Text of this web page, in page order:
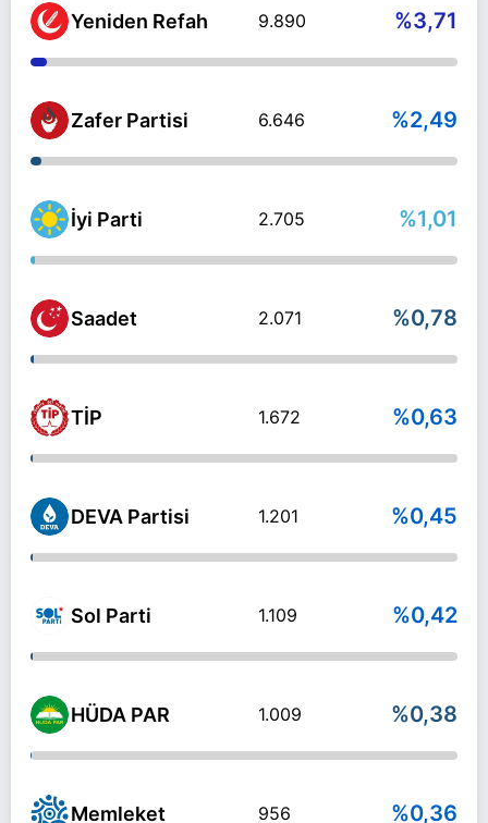
Yeniden Refah 9.890 %3,71
Zafer Partisi 6.646 %2,49
İyi Parti 2.705 %1,01
Saadet 2.071 %0,78
TİP 1.672 %0,63
DEVA Partisi 1.201 %0,45
Sol Parti 1.109 %0,42
HÜDA PAR 1.009 %0,38
Memleket 956 %0,36